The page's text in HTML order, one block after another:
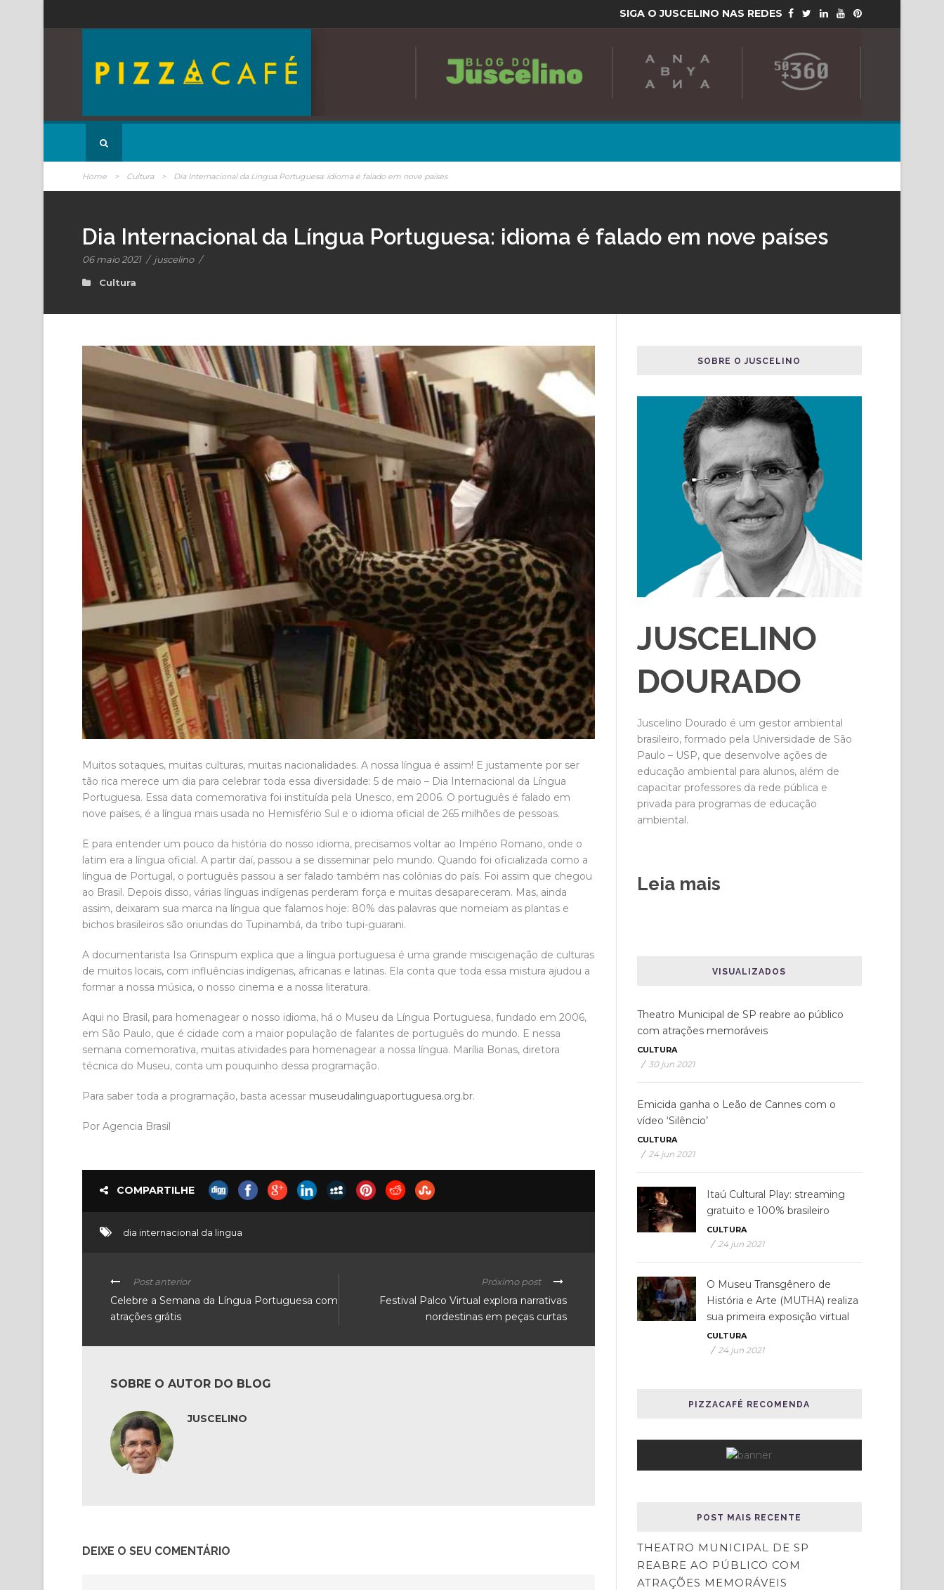
SIGA O JUSCELINO NAS REDES
Home > Cultura > Dia Internacional da Língua Portuguesa: idioma é falado em nove países
Dia Internacional da Língua Portuguesa: idioma é falado em nove países
06 maio 2021 / juscelino /
Cultura
Muitos sotaques, muitas culturas, muitas nacionalidades. A nossa língua é assim! E justamente por ser
tão rica merece um dia para celebrar toda essa diversidade: 5 de maio – Dia Internacional da Língua
Portuguesa. Essa data comemorativa foi instituída pela Unesco, em 2006. O português é falado em
nove países, é a língua mais usada no Hemisfério Sul e o idioma oficial de 265 milhões de pessoas.
E para entender um pouco da história do nosso idioma, precisamos voltar ao Império Romano, onde o
latim era a língua oficial. A partir daí, passou a se disseminar pelo mundo. Quando foi oficializada como a
língua de Portugal, o português passou a ser falado também nas colônias do país. Foi assim que chegou
ao Brasil. Depois disso, várias línguas indígenas perderam força e muitas desapareceram. Mas, ainda
assim, deixaram sua marca na língua que falamos hoje: 80% das palavras que nomeiam as plantas e
bichos brasileiros são oriundas do Tupinambá, da tribo tupi-guarani.
A documentarista Isa Grinspum explica que a língua portuguesa é uma grande miscigenação de culturas
de muitos locais, com influências indígenas, africanas e latinas. Ela conta que toda essa mistura ajudou a
formar a nossa música, o nosso cinema e a nossa literatura.
Aqui no Brasil, para homenagear o nosso idioma, há o Museu da Língua Portuguesa, fundado em 2006,
em São Paulo, que é cidade com a maior população de falantes de português do mundo. E nessa
semana comemorativa, muitas atividades para homenagear a nossa língua. Marília Bonas, diretora
técnica do Museu, conta um pouquinho dessa programação.
Para saber toda a programação, basta acessar museudalinguaportuguesa.org.br.
Por Agencia Brasil
COMPARTILHE
dia internacional da lingua
Post anterior
Celebre a Semana da Língua Portuguesa com
atrações grátis
Próximo post
Festival Palco Virtual explora narrativas
nordestinas em peças curtas
SOBRE O AUTOR DO BLOG
JUSCELINO
DEIXE O SEU COMENTÁRIO
SOBRE O JUSCELINO
JUSCELINO
DOURADO
Juscelino Dourado é um gestor ambiental
brasileiro, formado pela Universidade de São
Paulo – USP, que desenvolve ações de
educação ambiental para alunos, além de
capacitar professores da rede pública e
privada para programas de educação
ambiental.
Leia mais
VISUALIZADOS
Theatro Municipal de SP reabre ao público
com atrações memoráveis
CULTURA
/ 30 jun 2021
Emicida ganha o Leão de Cannes com o
vídeo ‘Silêncio’
CULTURA
/ 24 jun 2021
Itaú Cultural Play: streaming
gratuito e 100% brasileiro
CULTURA
/ 24 jun 2021
O Museu Transgênero de
História e Arte (MUTHA) realiza
sua primeira exposição virtual
CULTURA
/ 24 jun 2021
PIZZACAFÉ RECOMENDA
POST MAIS RECENTE
THEATRO MUNICIPAL DE SP
REABRE AO PÚBLICO COM
ATRAÇÕES MEMORÁVEIS